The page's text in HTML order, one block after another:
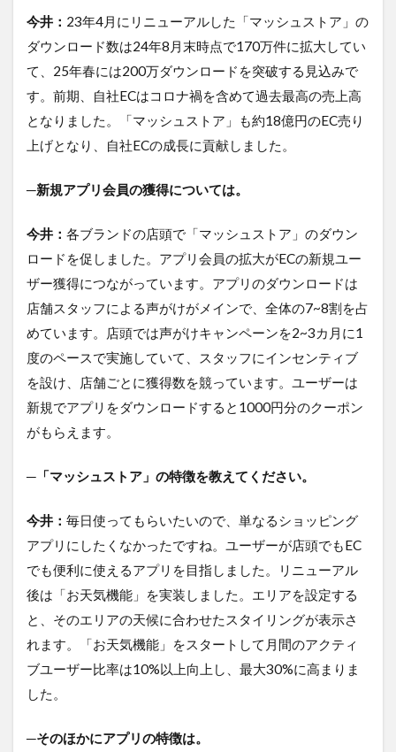
今井： 23年4月にリニューアルした「マッシュストア」の
ダウンロード数は24年8月末時点で170万件に拡大してい
て、25年春には200万ダウンロードを突破する見込みで
す。前期、自社ECはコロナ禍を含めて過去最高の売上高
となりました。「マッシュストア」も約18億円のEC売り
上げとなり、自社ECの成長に貢献しました。
─新規アプリ会員の獲得については。
今井： 各ブランドの店頭で「マッシュストア」のダウン
ロードを促しました。アプリ会員の拡大がECの新規ユー
ザー獲得につながっています。アプリのダウンロードは
店舗スタッフによる声がけがメインで、全体の7~8割を占
めています。店頭では声がけキャンペーンを2~3カ月に1
度のペースで実施していて、スタッフにインセンティブ
を設け、店舗ごとに獲得数を競っています。ユーザーは
新規でアプリをダウンロードすると1000円分のクーポン
がもらえます。
─「マッシュストア」の特徴を教えてください。
今井： 毎日使ってもらいたいので、単なるショッピング
アプリにしたくなかったですね。ユーザーが店頭でもEC
でも便利に使えるアプリを目指しました。リニューアル
後は「お天気機能」を実装しました。エリアを設定する
と、そのエリアの天候に合わせたスタイリングが表示さ
れます。「お天気機能」をスタートして月間のアクティ
ブユーザー比率は10%以上向上し、最大30%に高まりま
した。
─そのほかにアプリの特徴は。